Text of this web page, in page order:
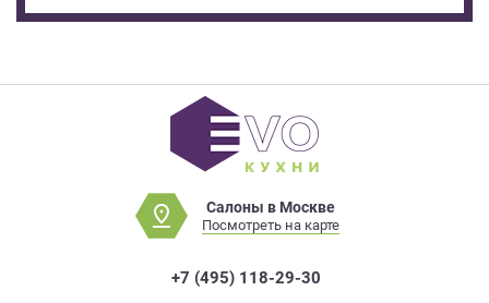
Салоны в Москве
Посмотреть на карте
+7 (495) 118-29-30